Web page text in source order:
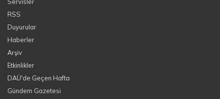
RSS
Duyurular
Haberler
Arşiv
Etkinlikler
DAÜ'de Geçen Hafta
Gündem Gazetesi